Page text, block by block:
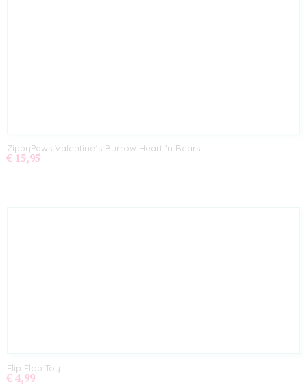
ZippyPaws Valentine´s Burrow Heart 'n Bears
€ 15,95
Flip Flop Toy
€ 4,99